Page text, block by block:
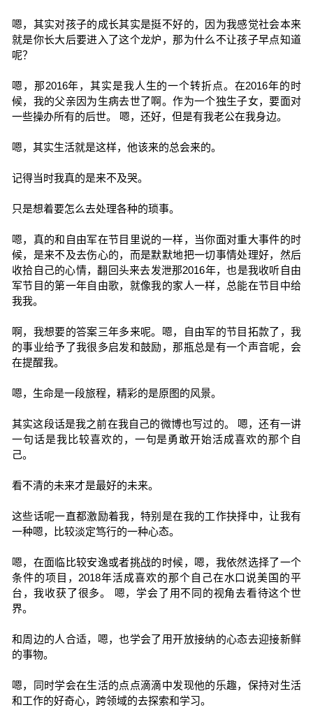
嗯，其实对孩子的成长其实是挺不好的，因为我感觉社会本来
就是你长大后要进入了这个龙炉，那为什么不让孩子早点知道
呢？
嗯，那2016年，其实是我人生的一个转折点。在2016年的时
候，我的父亲因为生病去世了啊。作为一个独生子女，要面对
一些操办所有的后世。 嗯，还好，但是有我老公在我身边。
嗯，其实生活就是这样，他该来的总会来的。
记得当时我真的是来不及哭。
只是想着要怎么去处理各种的琐事。
嗯，真的和自由军在节目里说的一样，当你面对重大事件的时
候，是来不及去伤心的，而是默默地把一切事情处理好，然后
收拾自己的心情，翻回头来去发泄那2016年，也是我收听自由
军节目的第一年自由歌，就像我的家人一样，总能在节目中给
我我。
啊，我想要的答案三年多来呢。嗯，自由军的节目拓款了，我
的事业给予了我很多启发和鼓励，那瓶总是有一个声音呢，会
在提醒我。
嗯，生命是一段旅程，精彩的是原图的风景。
其实这段话是我之前在我自己的微博也写过的。 嗯，还有一讲
一句话是我比较喜欢的，一句是勇敢开始活成喜欢的那个自
己。
看不清的未来才是最好的未来。
这些话呢一直都激励着我，特别是在我的工作抉择中，让我有
一种嗯，比较淡定笃行的一种心态。
嗯，在面临比较安逸或者挑战的时候，嗯，我依然选择了一个
条件的项目，2018年活成喜欢的那个自己在水口说美国的平
台，我收获了很多。 嗯，学会了用不同的视角去看待这个世
界。
和周边的人合适，嗯，也学会了用开放接纳的心态去迎接新鲜
的事物。
嗯，同时学会在生活的点点滴滴中发现他的乐趣，保持对生活
和工作的好奇心，跨领域的去探索和学习。